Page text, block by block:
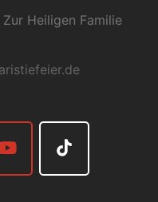
Heiligen Familie